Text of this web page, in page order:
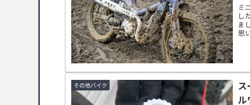
ミ
し
ま
思
その他バイク
ル